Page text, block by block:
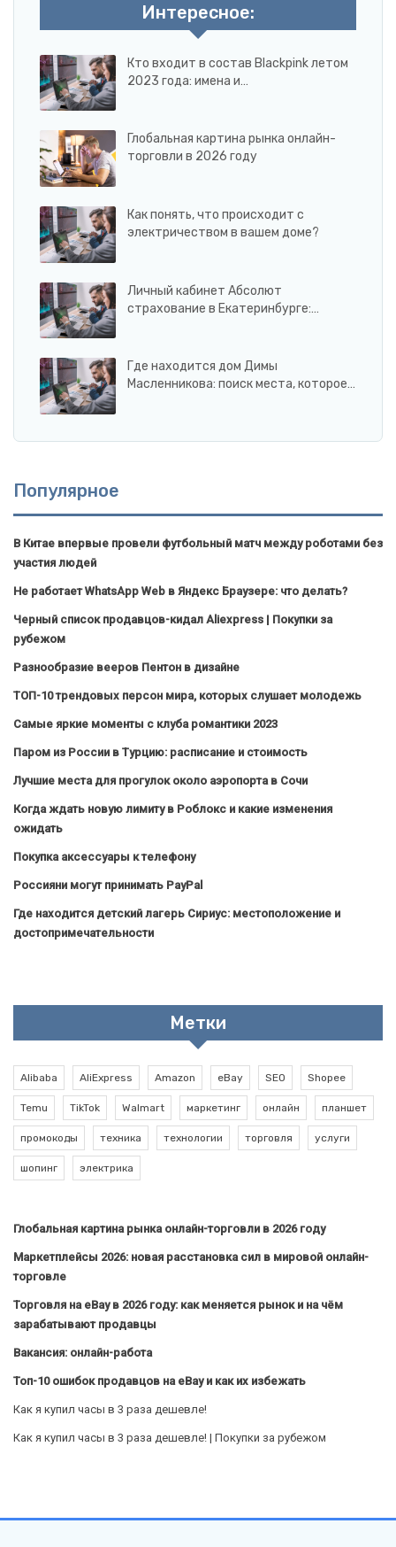
Интересное:
Кто входит в состав Blackpink летом
2023 года: имена и…
Глобальная картина рынка онлайн-
торговли в 2026 году
Как понять, что происходит с
электричеством в вашем доме?
Личный кабинет Абсолют
страхование в Екатеринбурге:…
Где находится дом Димы
Масленникова: поиск места, которое…
Популярное
В Китае впервые провели футбольный матч между роботами без
участия людей
Не работает WhatsApp Web в Яндекс Браузере: что делать?
Черный список продавцов-кидал Aliexpress | Покупки за
рубежом
Разнообразие вееров Пентон в дизайне
ТОП-10 трендовых персон мира, которых слушает молодежь
Самые яркие моменты с клуба романтики 2023
Паром из России в Турцию: расписание и стоимость
Лучшие места для прогулок около аэропорта в Сочи
Когда ждать новую лимиту в Роблокс и какие изменения
ожидать
Покупка аксессуары к телефону
Россияни могут принимать PayPal
Где находится детский лагерь Сириус: местоположение и
достопримечательности
Метки
Alibaba AliExpress Amazon eBay SEO Shopee
Temu TikTok Walmart маркетинг онлайн планшет
промокоды техника технологии торговля услуги
шопинг электрика
Глобальная картина рынка онлайн-торговли в 2026 году
Маркетплейсы 2026: новая расстановка сил в мировой онлайн-
торговле
Торговля на eBay в 2026 году: как меняется рынок и на чём
зарабатывают продавцы
Вакансия: онлайн-работа
Топ-10 ошибок продавцов на eBay и как их избежать
Как я купил часы в 3 раза дешевле!
Как я купил часы в 3 раза дешевле! | Покупки за рубежом